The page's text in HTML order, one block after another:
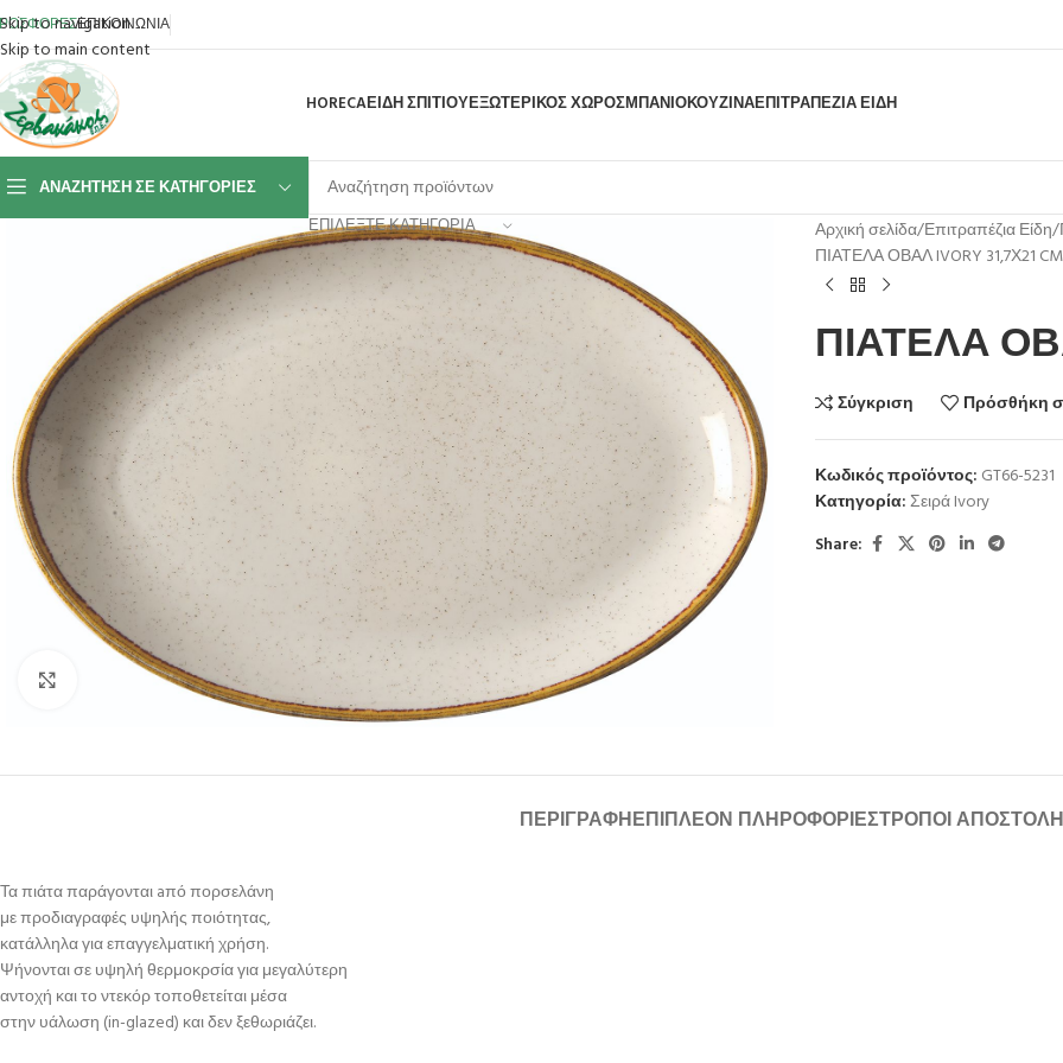
Skip to navigation
Skip to main content
ΕΠΙΚΟΙΝΩΝΙΑ
HORECAΕΙΔΗ ΣΠΙΤΙΟΥΕΞΩΤΕΡΙΚΟΣ ΧΩΡΟΣΜΠΆΝΙΟΚΟΥΖΊΝΑΕΠΙΤΡΑΠΈΖΙΑ ΕΊΔΗ
ΑΝΑΖΉΤΗΣΗ ΣΕ ΚΑΤΗΓΟΡΊΕΣ
ΕΠΙΛΈΞΤΕ ΚΑΤΗΓΟΡΊΑ
Κλικ για μεγέθυνση
Αρχική σελίδα Επιτραπέζια Είδη
ΠΙΑΤΕΛΑ ΟΒΑΛ IVORY 31,7Χ21 CM
ΠΙΑΤΕΛΑ
Σύγκριση Πρόσθήκη
Κωδικός προϊόντος: GT66-5231
Κατηγορία:Σειρά Ivory
Share:
ΠΕΡΙΓΡΑΦΉΕΠΙΠΛΈΟΝ ΠΛΗΡΟΦΟΡΊΕΣΤΡΌΠΟΙ
Τα πιάτα παράγονται aπό πορσελάνη
με προδιαγραφές υψηλής ποιότητας,
κατάλληλα για επαγγελματική χρήση.
Ψήνονται σε υψηλή θερμοκρσία για μεγαλύτερη
αντοχή και το ντεκόρ τοποθετείται μέσα
στην υάλωση (in-glazed) και δεν ξεθωριάζει.